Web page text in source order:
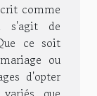
comme
s'agit de
ce soit
ou
d'opter